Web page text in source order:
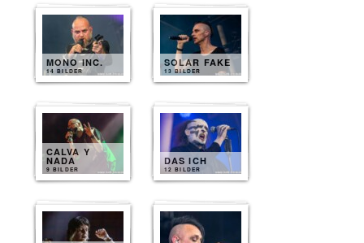
MONO INC.
14 BILDER
SOLAR FAKE
13 BILDER
CALVA Y
NADA
9 BILDER
DAS ICH
12 BILDER